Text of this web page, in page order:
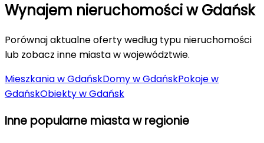
Wynajem nieruchomości wGdańsk
Porównaj aktualne oferty według typu nieruchomości
lub zobacz inne miasta w województwie.
MieszkaniawGdańskDomywGdańskPokojew
GdańskObiektywGdańsk
Inne popularne miasta w regionie